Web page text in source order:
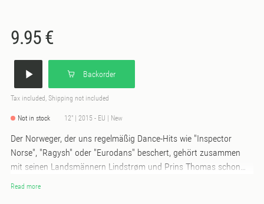
9.95 €
Backorder
Tax included, Shipping not included
Not in stock 12" | 2015 - EU | New
Der Norweger, der uns regelmäßig Dance-Hits wie "Inspector
Norse", "Ragysh" oder "Eurodans" beschert, gehört zusammen
mit seinen Landsmännern Lindstrøm und Prins Thomas schon
seit vielen Jahren zu den wegweisenden Produzenten in Sachen
Read more